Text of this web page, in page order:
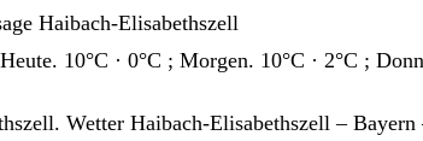
Haibach-Elisabethszell
10°C · 0°C ; Morgen. 10°C · 2°C ;
Wetter Haibach-Elisabethszell – Bayern